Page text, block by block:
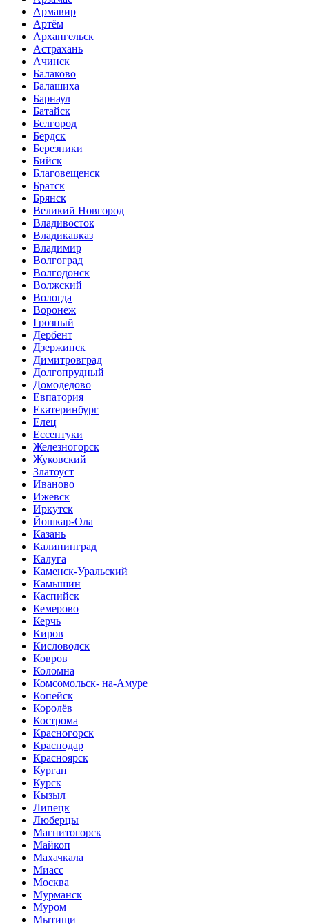
Армавир
Артём
Архангельск
Астрахань
Ачинск
Балаково
Балашиха
Барнаул
Батайск
Белгород
Бердск
Березники
Бийск
Благовещенск
Братск
Брянск
Великий Новгород
Владивосток
Владикавказ
Владимир
Волгоград
Волгодонск
Волжский
Вологда
Воронеж
Грозный
Дербент
Дзержинск
Димитровград
Долгопрудный
Домодедово
Евпатория
Екатеринбург
Елец
Ессентуки
Железногорск
Жуковский
Златоуст
Иваново
Ижевск
Иркутск
Йошкар-Ола
Казань
Калининград
Калуга
Каменск-Уральский
Камышин
Каспийск
Кемерово
Керчь
Киров
Кисловодск
Ковров
Коломна
Комсомольск- на-Амуре
Копейск
Королёв
Кострома
Красногорск
Краснодар
Красноярск
Курган
Курск
Кызыл
Липецк
Люберцы
Магнитогорск
Майкоп
Махачкала
Миасс
Москва
Мурманск
Муром
Мытищи